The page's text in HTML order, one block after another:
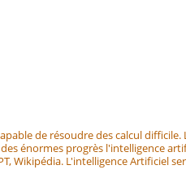
de résoudre des calcul difficile.
énormes progrès l'intelligence
Wikipédia. L'intelligence Artificiel